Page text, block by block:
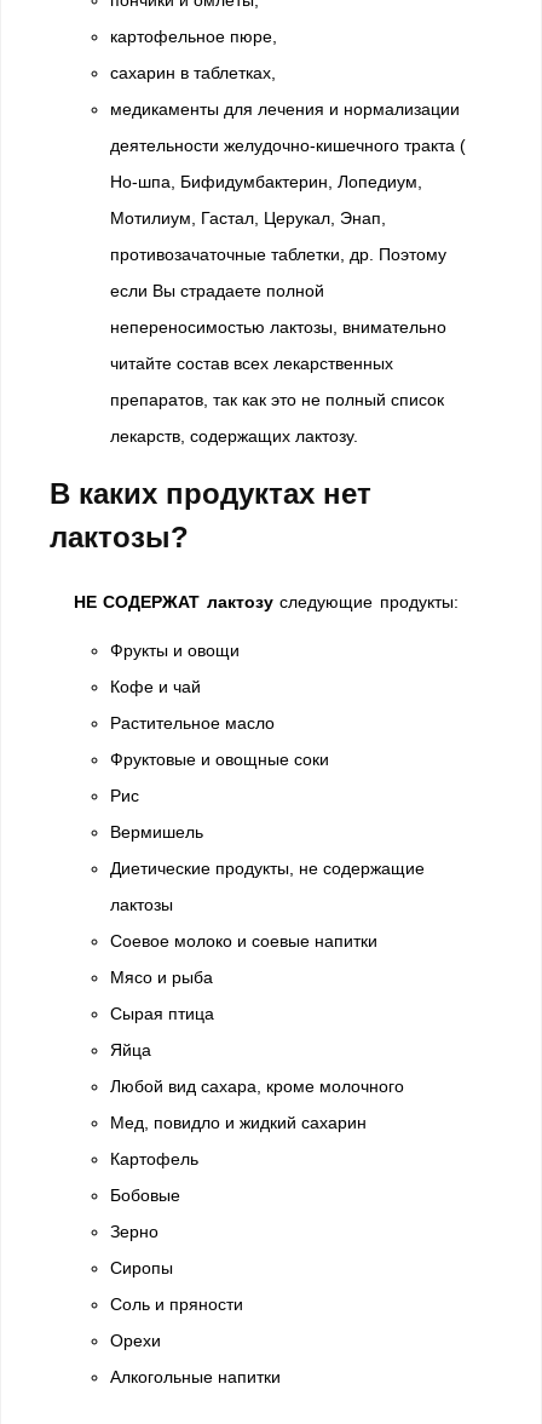
картофельное пюре,
сахарин в таблетках,
медикаменты для лечения и нормализации
деятельности желудочно-кишечного тракта (
Но-шпа, Бифидумбактерин, Лопедиум,
Мотилиум, Гастал, Церукал, Энап,
противозачаточные таблетки, др. Поэтому
если Вы страдаете полной
непереносимостью лактозы, внимательно
читайте состав всех лекарственных
препаратов, так как это не полный список
лекарств, содержащих лактозу.
В каких продуктах нет
лактозы?
НЕ СОДЕРЖАТ лактозуследующие продукты:
Фрукты и овощи
Кофе и чай
Растительное масло
Фруктовые и овощные соки
Рис
Вермишель
Диетические продукты, не содержащие
лактозы
Соевое молоко и соевые напитки
Мясо и рыба
Сырая птица
Яйца
Любой вид сахара, кроме молочного
Мед, повидло и жидкий сахарин
Картофель
Бобовые
Зерно
Сиропы
Соль и пряности
Орехи
Алкогольные напитки